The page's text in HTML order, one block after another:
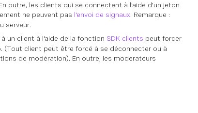
outre, les clients qui se connectent à l'aide d'un jeton
ne peuvent pas l'envoi de signaux. Remarque :
serveur.
un client à l'aide de la fonction SDK clients peut forcer
(Tout client peut être forcé à se déconnecter ou à
de modération). En outre, les modérateurs